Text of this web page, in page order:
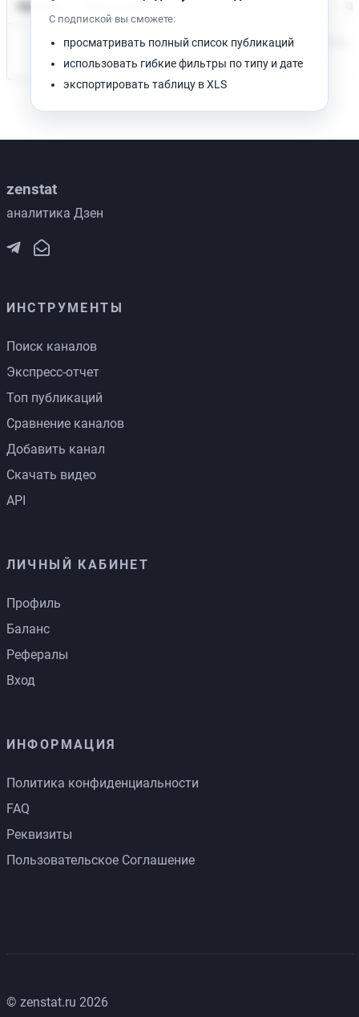
Время чтения
Нет доступных публикаций. Попробуйте изменить фильтр.
С подпиской вы сможете:
просматривать полный список публикаций
использовать гибкие фильтры по типу и дате
экспортировать таблицу в XLS
zenstat
аналитика Дзен
ИНСТРУМЕНТЫ
Поиск каналов
Экспресс-отчет
Топ публикаций
Сравнение каналов
Добавить канал
Скачать видео
API
ЛИЧНЫЙ КАБИНЕТ
Профиль
Баланс
Рефералы
Вход
ИНФОРМАЦИЯ
Политика конфиденциальности
FAQ
Реквизиты
Пользовательское Соглашение
© zenstat.ru 2026